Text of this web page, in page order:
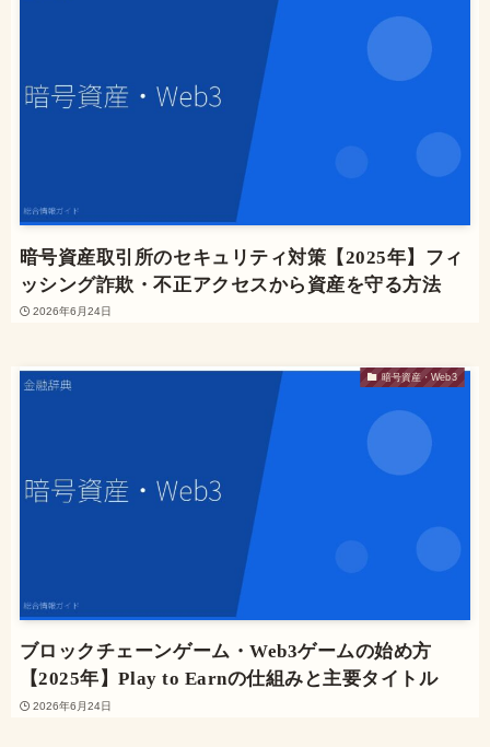
暗号資産取引所のセキュリティ対策【2025年】フィ
ッシング詐欺・不正アクセスから資産を守る方法
2026年6月24日
暗号資産・Web3
ブロックチェーンゲーム・Web3ゲームの始め方
【2025年】Play to Earnの仕組みと主要タイトル
2026年6月24日